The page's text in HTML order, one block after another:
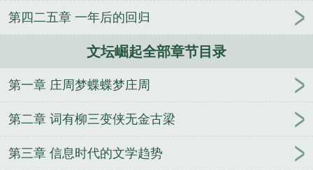
第四二五章 一年后的回归
文坛崛起全部章节目录
第一章 庄周梦蝶蝶梦庄周
第二章 词有柳三变侠无金古梁
第三章 信息时代的文学趋势